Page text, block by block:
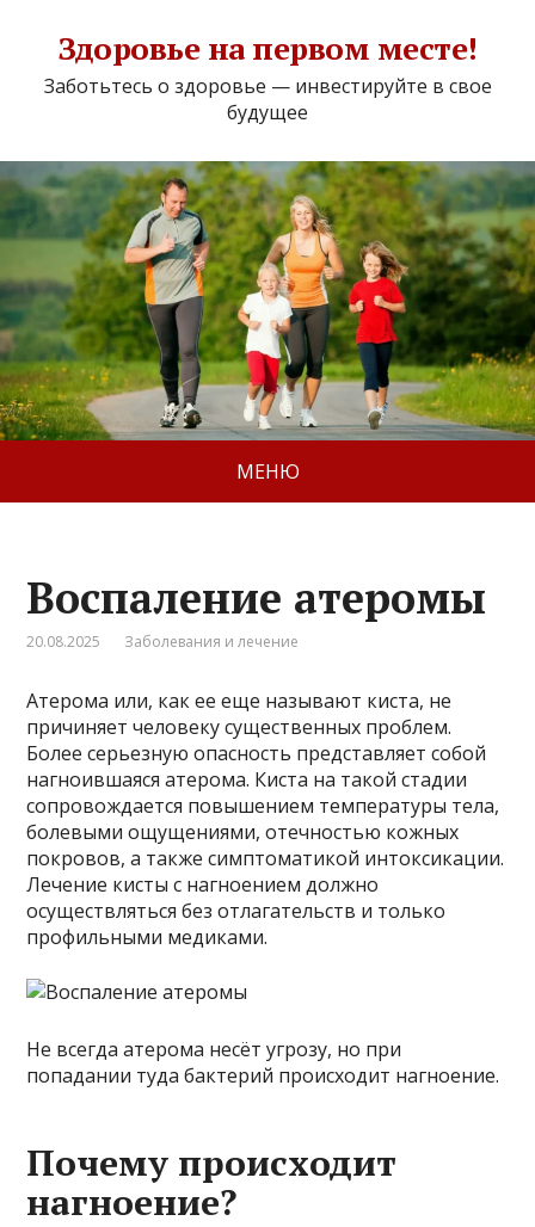
Здоровье на первом месте!
Заботьтесь о здоровье — инвестируйте в свое
будущее
МЕНЮ
Воспаление атеромы
20.08.2025 Заболевания и лечение
Атерома или, как ее еще называют киста, не
причиняет человеку существенных проблем.
Более серьезную опасность представляет собой
нагноившаяся атерома. Киста на такой стадии
сопровождается повышением температуры тела,
болевыми ощущениями, отечностью кожных
покровов, а также симптоматикой интоксикации.
Лечение кисты с нагноением должно
осуществляться без отлагательств и только
профильными медиками.
Не всегда атерома несёт угрозу, но при
попадании туда бактерий происходит нагноение.
Почему происходит
нагноение?